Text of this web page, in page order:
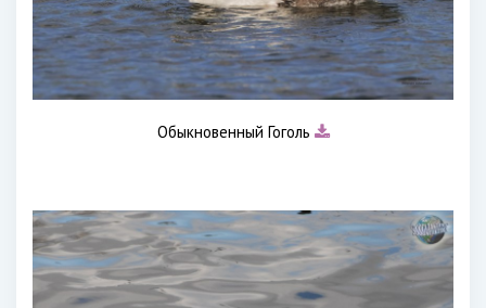
Обыкновенный Гоголь